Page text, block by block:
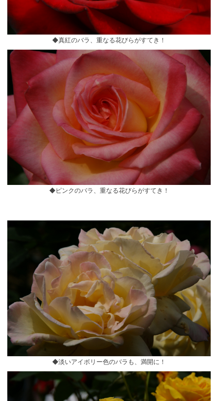
◆真紅のバラ、重なる花びらがすてき！
◆ピンクのバラ、重なる花びらがすてき！
◆淡いアイボリー色のバラも、満開に！